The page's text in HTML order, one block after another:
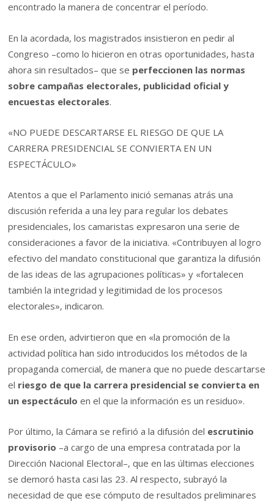
encontrado la manera de concentrar el período.
En la acordada, los magistrados insistieron en pedir al
Congreso –como lo hicieron en otras oportunidades, hasta
ahora sin resultados– que se perfeccionen las normas
sobre campañas electorales, publicidad oficial y
encuestas electorales.
«NO PUEDE DESCARTARSE EL RIESGO DE QUE LA
CARRERA PRESIDENCIAL SE CONVIERTA EN UN
ESPECTÁCULO»
Atentos a que el Parlamento inició semanas atrás una
discusión referida a una ley para regular los debates
presidenciales, los camaristas expresaron una serie de
consideraciones a favor de la iniciativa. «Contribuyen al logro
efectivo del mandato constitucional que garantiza la difusión
de las ideas de las agrupaciones políticas» y «fortalecen
también la integridad y legitimidad de los procesos
electorales», indicaron.
En ese orden, advirtieron que en «la promoción de la
actividad política han sido introducidos los métodos de la
propaganda comercial, de manera que no puede descartarse
el riesgo de que la carrera presidencial se convierta en
un espectáculo en el que la información es un residuo».
Por último, la Cámara se refirió a la difusión del escrutinio
provisorio –a cargo de una empresa contratada por la
Dirección Nacional Electoral–, que en las últimas elecciones
se demoró hasta casi las 23. Al respecto, subrayó la
necesidad de que ese cómputo de resultados preliminares